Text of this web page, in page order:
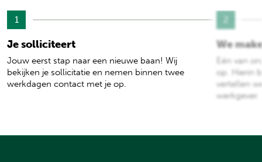
1
Je solliciteert
Jouw eerst stap naar een nieuwe baan! Wij
bekijken je sollicitatie en nemen binnen twee
werkdagen contact met je op.
We
Eén van
op. Hierin
vertellen
werkgever.